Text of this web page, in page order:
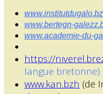
www.bertegn-
www.academie-du-
https://
langue bretonne)
www.kan.bzh (de